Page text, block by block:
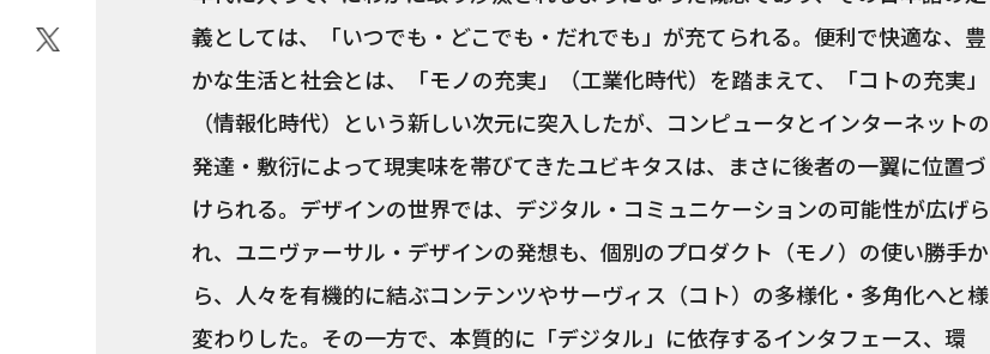
義としては、「いつでも・どこでも・だれでも」が充てられる。便利で快適な、豊
かな生活と社会とは、「モノの充実」（工業化時代）を踏まえて、「コトの充実」
（情報化時代）という新しい次元に突入したが、コンピュータとインターネットの
発達・敷衍によって現実味を帯びてきたユビキタスは、まさに後者の一翼に位置づ
けられる。デザインの世界では、デジタル・コミュニケーションの可能性が広げら
れ、ユニヴァーサル・デザインの発想も、個別のプロダクト（モノ）の使い勝手か
ら、人々を有機的に結ぶコンテンツやサーヴィス（コト）の多様化・多角化へと様
変わりした。その一方で、本質的に「デジタル」に依存するインタフェース、環